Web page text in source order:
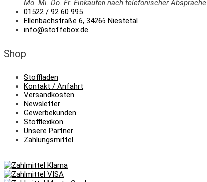
Mo. Mi. Do. Fr. Einkaufen nach telefonischer Absprache
01522 / 92 60 995
Ellenbachstraße 6, 34266 Niestetal
info@stoffebox.de
Shop
Stoffladen
Kontakt / Anfahrt
Versandkosten
Newsletter
Gewerbekunden
Stofflexikon
Unsere Partner
Zahlungsmittel